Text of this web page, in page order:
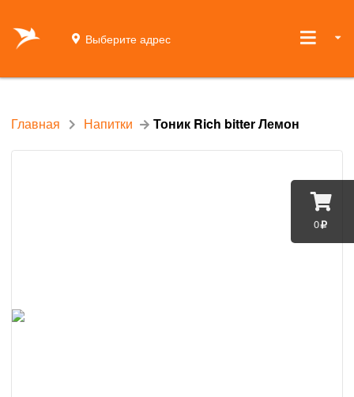
0
Выберите адрес
Главная Напитки Тоник Rich bitter Лемон